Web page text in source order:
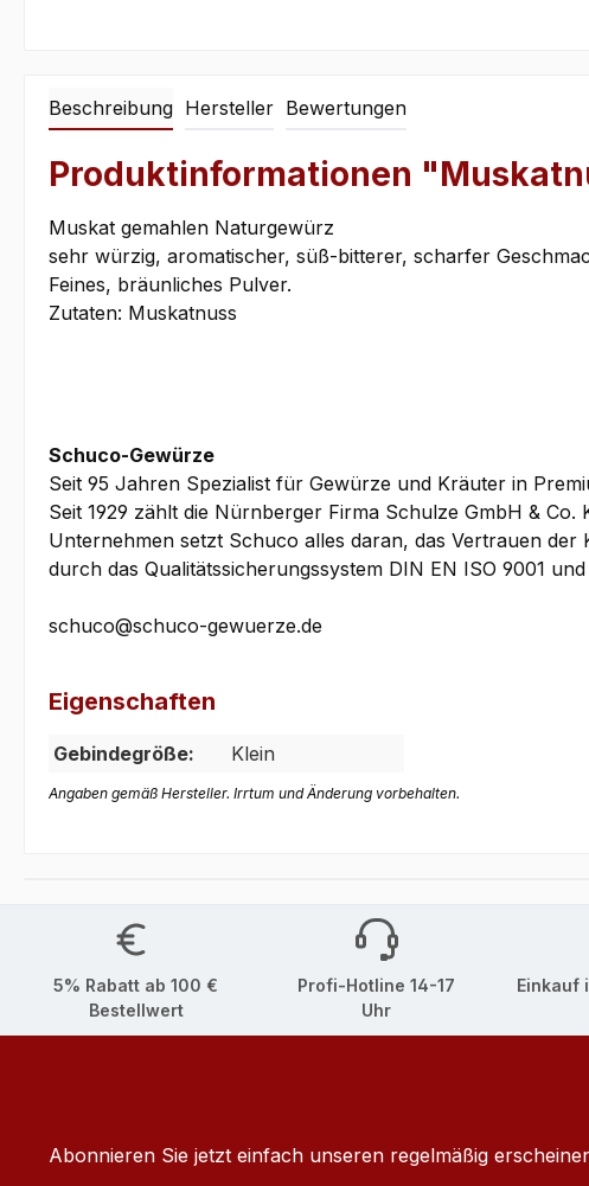
Beschreibung Hersteller Bewertungen
Produktinformationen
Muskat gemahlen Naturgewürz
sehr würzig, aromatischer, süß-bitterer, scharfer
Feines, bräunliches Pulver.
Zutaten: Muskatnuss
Schuco-Gewürze
Seit 95 Jahren Spezialist für Gewürze und Kräuter in
Seit 1929 zählt die Nürnberger Firma Schulze GmbH &
Unternehmen setzt Schuco alles daran, das Vertrauen
durch das Qualitätssicherungssystem DIN EN ISO 9001
schuco@schuco-gewuerze.de
Eigenschaften
Gebindegröße: Klein
Angaben gemäß Hersteller. Irrtum und Änderung vorbehalten.
5% Rabatt ab 100 €
Bestellwert
Profi-Hotline 14-17
Uhr
Einkauf
Abonnieren Sie jetzt einfach unseren regelmäßig